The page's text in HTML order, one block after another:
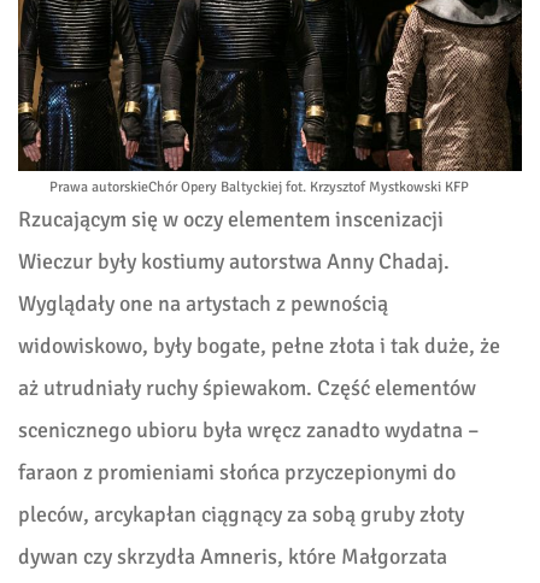
Prawa autorskieChór Opery Baltyckiej fot. Krzysztof Mystkowski KFP
Rzucającym się w oczy elementem inscenizacji
Wieczur były kostiumy autorstwa Anny Chadaj.
Wyglądały one na artystach z pewnością
widowiskowo, były bogate, pełne złota i tak duże, że
aż utrudniały ruchy śpiewakom. Część elementów
scenicznego ubioru była wręcz zanadto wydatna –
faraon z promieniami słońca przyczepionymi do
pleców, arcykapłan ciągnący za sobą gruby złoty
dywan czy skrzydła Amneris, które Małgorzata